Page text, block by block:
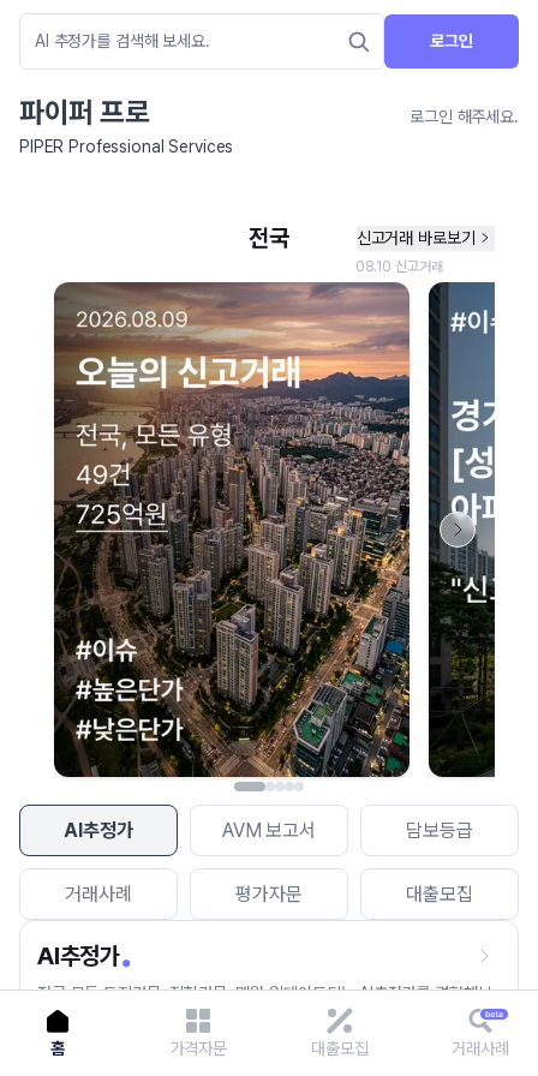
로그인
파이퍼 프로
로그인 해주세요.
PIPER Professional Services
AI추정가 AVM 보고서 담보등급
거래사례 평가자문 대출모집
AI추정가
전국 모든 토지건물, 집합건물, 매월 업데이트되는 AI추정가를 경험해보
세요.
네이버 지도 연결 안내
현재 네이버 지도 연결이 원활하지 않아 지도를 불러올 수 없습니다.
이용에 불편을 드려 죄송합니다.
다시 시도
홈 가격자문 대출모집 거래사례